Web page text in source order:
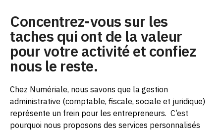
Concentrez-vous sur les
taches qui ont de la valeur
pour votre activité et confiez
nous le reste.
Chez Numériale, nous savons que la gestion
administrative (comptable, fiscale, sociale et juridique)
représente un frein pour les entrepreneurs. C’est
pourquoi nous proposons des services personnalisés